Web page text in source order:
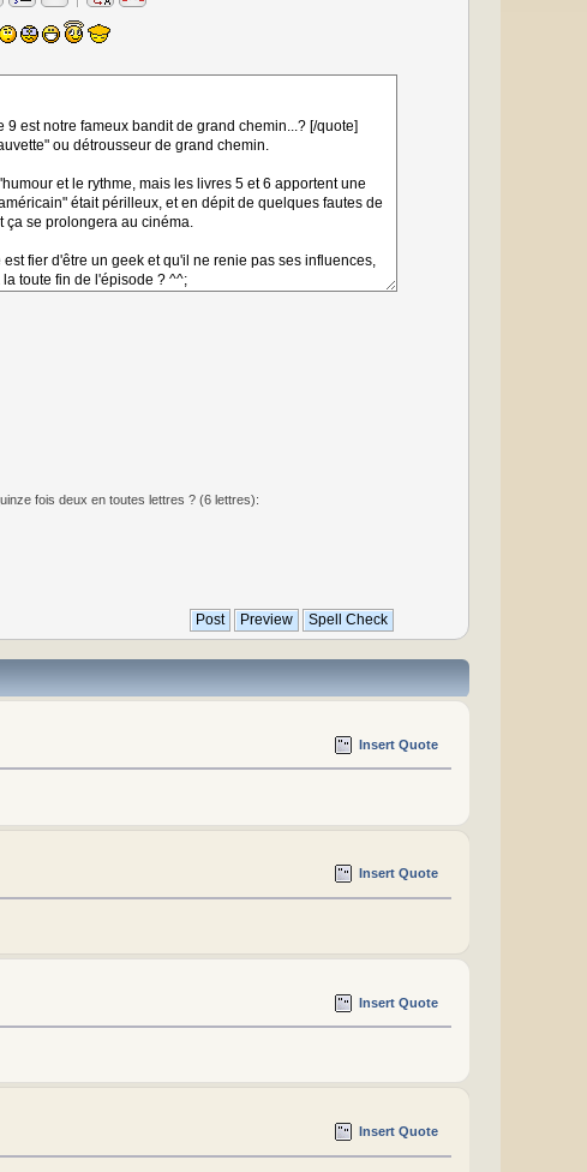
fois deux en toutes lettres ? (6 lettres):
Insert Quote
Insert Quote
Insert Quote
Insert Quote